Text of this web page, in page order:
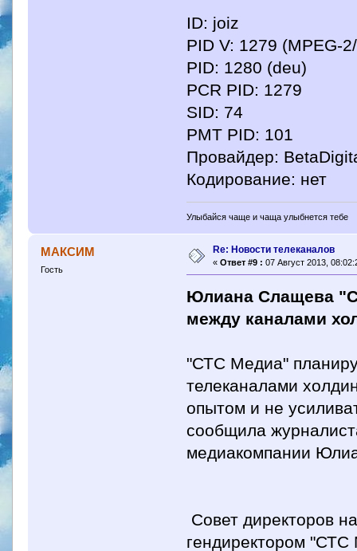
ID: joiz
PID V: 1279 (MPEG-
PID: 1280 (deu)
PCR PID: 1279
SID: 74
PMT PID: 101
Провайдер:
Кодирование: нет
Улыбайся чаще и чаща улыбнется тебе
МАКСИМ
Гость
Re: Новости телеканалов
« Ответ #9 : 07 Август 2013,
Юлиана Слащева
между каналами
"СТС Медиа"
телеканалами
опытом и не
сообщила
медиакомпании
Совет директоров
гендиректором "СТС